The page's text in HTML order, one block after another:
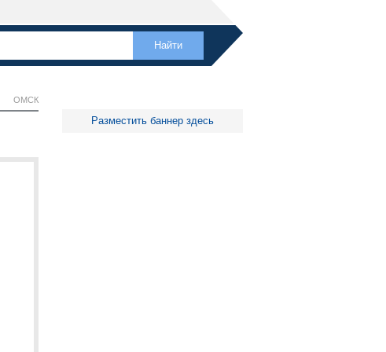
ОМСК
Разместить баннер здесь